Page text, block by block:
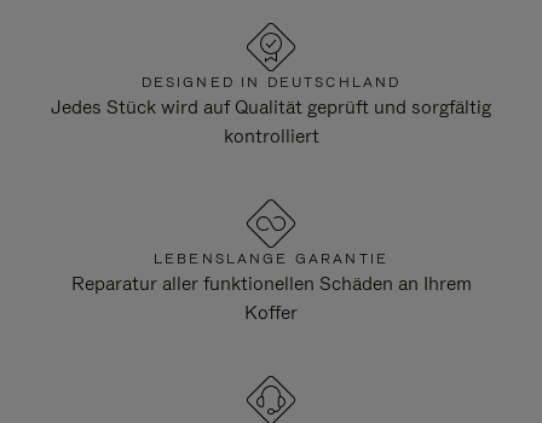
DESIGNED IN DEUTSCHLAND
Jedes Stück wird auf Qualität geprüft und sorgfältig
kontrolliert
LEBENSLANGE GARANTIE
Reparatur aller funktionellen Schäden an Ihrem
Koffer